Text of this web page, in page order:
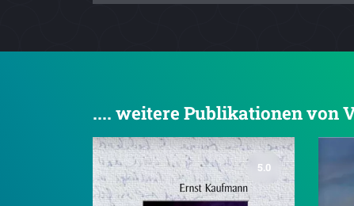
.... weitere Publikationen von
5.0